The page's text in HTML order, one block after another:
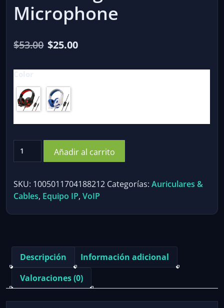
Microphone
$53.00 El
era:
$53.00.
$25.00
Gaming
PS4/PS5/Xbox/Smartphone/PC
Headset
Adjustable
with
Noise
Cancelling
Microphone
cantidad
Añadir al carrito
SKU: 1005011704188212 Categorías:Auriculares &
Cables, Equipo IP,VoIP
Descripción
Información adicional
Valoraciones (0)